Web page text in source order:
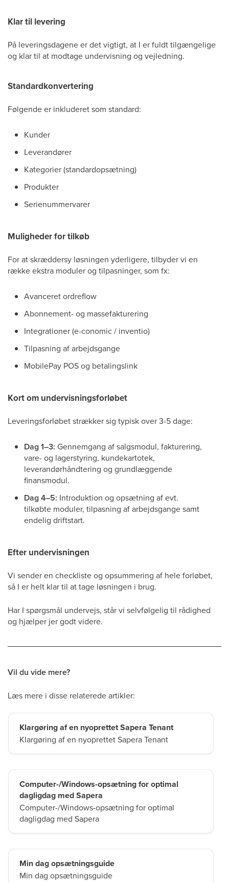
Klar til levering
På leveringsdagene er det vigtigt, at I er fuldt tilgængelige
og klar til at modtage undervisning og vejledning.
Standardkonvertering
Følgende er inkluderet som standard:
Kunder
Leverandører
Kategorier (standardopsætning)
Produkter
Serienummervarer
Muligheder for tilkøb
For at skræddersy løsningen yderligere, tilbyder vi en
række ekstra moduler og tilpasninger, som fx:
Avanceret ordreflow
Abonnement- og massefakturering
Integrationer (e-conomic / inventio)
Tilpasning af arbejdsgange
MobilePay POS og betalingslink
Kort om undervisningsforløbet
Leveringsforløbet strækker sig typisk over 3-5 dage:
Dag 1–3: Gennemgang af salgsmodul, fakturering,
vare- og lagerstyring, kundekartotek,
leverandørhåndtering og grundlæggende
finansmodul.
Dag 4–5: Introduktion og opsætning af evt.
tilkøbte moduler, tilpasning af arbejdsgange samt
endelig driftstart.
Efter undervisningen
Vi sender en checkliste og opsummering af hele forløbet,
så I er helt klar til at tage løsningen i brug.
Har I spørgsmål undervejs, står vi selvfølgelig til rådighed
og hjælper jer godt videre.
Vil du vide mere?
Læs mere i disse relaterede artikler:
Klargøring af en nyoprettet Sapera Tenant
Klargøring af en nyoprettet Sapera Tenant
Computer-/Windows-opsætning for optimal
dagligdag med Sapera
Computer-/Windows-opsætning for optimal
dagligdag med Sapera
Min dag opsætningsguide
Min dag opsætningsguide